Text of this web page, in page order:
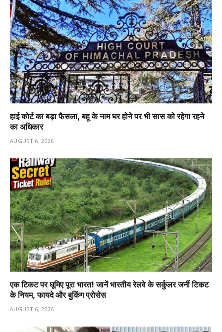
हाई कोर्ट का बड़ा फैसला, बहू के नाम घर होने पर भी सास को रहेगा रहने
का अधिकार
AUGUST 6, 2026
एक टिकट पर घूमिए पूरा भारत! जानें भारतीय रेलवे के सर्कुलर जर्नी टिकट
के नियम, फायदे और बुकिंग प्रोसेस
AUGUST 6, 2026